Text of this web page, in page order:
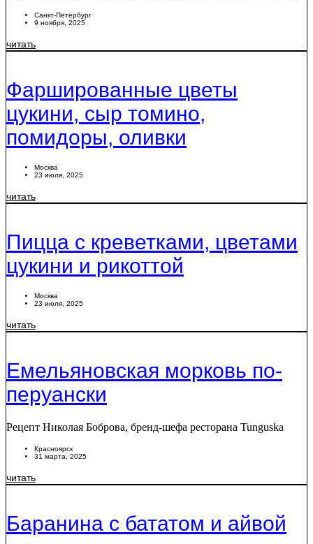
Санкт-Петербург
9 ноября, 2025
читать
Фаршированные цветы
цукини, сыр томино,
помидоры, оливки
Москва
23 июля, 2025
читать
Пицца с креветками, цветами
цукини и рикоттой
Москва
23 июля, 2025
читать
Емельяновская морковь по-
перуански
Рецепт Николая Боброва, бренд-шефа ресторана Tunguska
Красноярск
31 марта, 2025
читать
Баранина с бататом и айвой